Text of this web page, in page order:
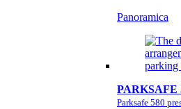
Panoramica
PARKSAFE
Parksafe 580